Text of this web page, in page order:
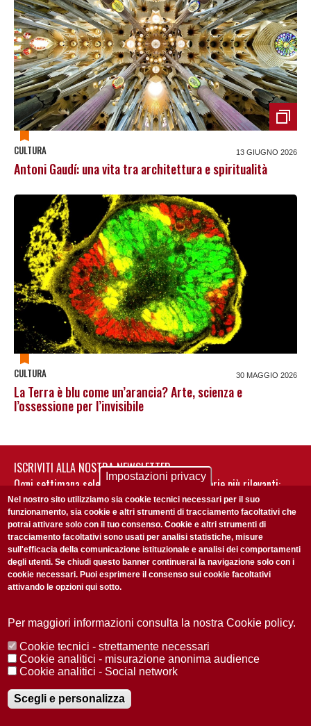
CULTURA 13 GIUGNO 2026
Antoni Gaudí: una vita tra architettura e spiritualità
CULTURA 30 MAGGIO 2026
La Terra è blu come un’arancia? Arte, scienza e
l’ossessione per l’invisibile
ISCRIVITI ALLA NOSTRA NEWSLETTER
Ogni settimana selezioniamo per te nostre storie più rilevanti:
non perderti gli aggiornamenti della nostra newsletter
Accetto laPrivacy Policy
Redazione Copyright Privacy
Area stampa
© 2025 Università di Padova
Registrazione presso il Tribunale di Padova n. 2097/2012 del 18 giugno
2012
Impostazioni privacy
Nel nostro sito utilizziamo sia cookie tecnici necessari per il suo
funzionamento, sia cookie e altri strumenti di tracciamento facoltativi che
potrai attivare solo con il tuo consenso. Cookie e altri strumenti di
tracciamento facoltativi sono usati per analisi statistiche, misure
sull'efficacia della comunicazione istituzionale e analisi dei comportamenti
degli utenti. Se chiudi questo banner continuerai la navigazione solo con i
cookie necessari. Puoi esprimere il consenso sui cookie facoltativi
attivando le opzioni qui sotto.
Per maggiori informazioni consulta la nostra Cookie policy.
Cookie tecnici - strettamente necessari
Cookie analitici - misurazione anonima audience
Cookie analitici - Social network
Scegli e personalizza